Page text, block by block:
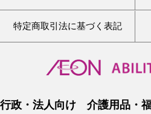
特定商取引法に基づく表記
行政・法人向け 介護用品・福